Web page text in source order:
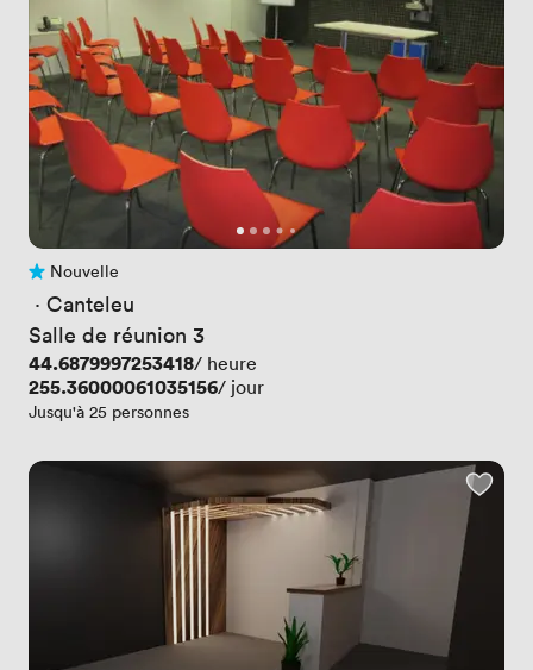
Pas encore d'avis
Nouvelle
· Canteleu
Salle de réunion 3
Prix
44.6879997253418/ heure
Prix
255.36000061035156/ jour
Jusqu'à 25 personnes